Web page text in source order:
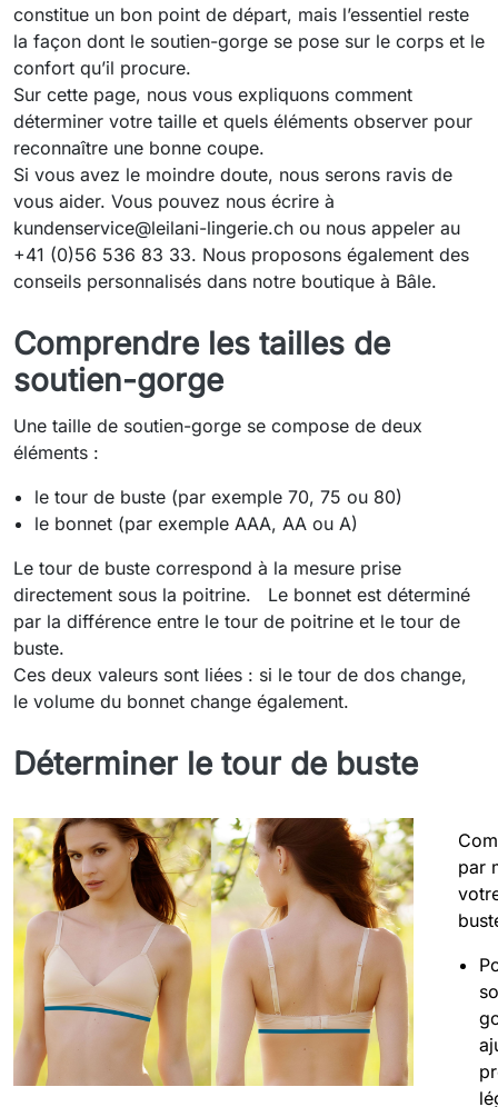
constitue un bon point de départ, mais l’essentiel reste
la façon dont le soutien-gorge se pose sur le corps et le
confort qu’il procure.
Sur cette page, nous vous expliquons comment
déterminer votre taille et quels éléments observer pour
reconnaître une bonne coupe.
Si vous avez le moindre doute, nous serons ravis de
vous aider. Vous pouvez nous écrire à
kundenservice@leilani-lingerie.ch ou nous appeler au
+41 (0)56 536 83 33. Nous proposons également des
conseils personnalisés dans notre boutique à Bâle.
Comprendre les tailles de
soutien-gorge
Une taille de soutien-gorge se compose de deux
éléments :
le tour de buste (par exemple 70, 75 ou 80)
le bonnet (par exemple AAA, AA ou A)
Le tour de buste correspond à la mesure prise
directement sous la poitrine. Le bonnet est déterminé
par la différence entre le tour de poitrine et le tour de
buste.
Ces deux valeurs sont liées : si le tour de dos change,
le volume du bonnet change également.
Déterminer le tour de buste
par